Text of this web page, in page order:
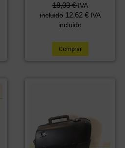
18,03€ IVA
incluido 12,62 € IVA
incluido
Comprar